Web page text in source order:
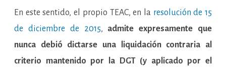
En este sentido, el propio TEAC, en la resolución de 15
de diciembre de 2015, admite expresamente que
nunca debió dictarse una liquidación contraria al
criterio mantenido por la DGT (y aplicado por el